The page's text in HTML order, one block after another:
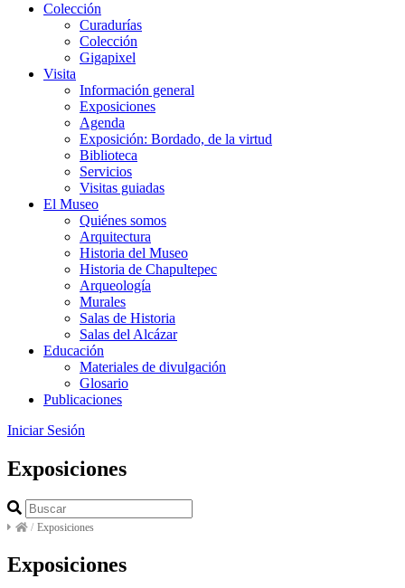
Colección
Curadurías
Colección
Gigapixel
Visita
Información general
Exposiciones
Agenda
Exposición: Bordado, de la virtud
Biblioteca
Servicios
Visitas guiadas
El Museo
Quiénes somos
Arquitectura
Historia del Museo
Historia de Chapultepec
Arqueología
Murales
Salas de Historia
Salas del Alcázar
Educación
Materiales de divulgación
Glosario
Publicaciones
Iniciar Sesión
Exposiciones
/ Exposiciones
Exposiciones